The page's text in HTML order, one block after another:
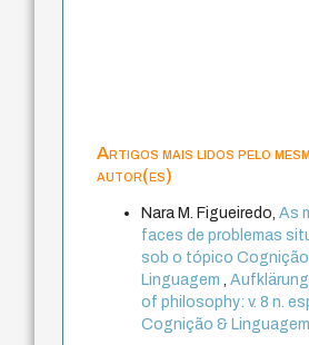
Artigos mais lidos pelo
autor(es)
Nara M. Figueiredo,As
faces de problemas
sob o tópico
Linguagem,
of philosophy: v. 8 n.
Cognição & Linguagem